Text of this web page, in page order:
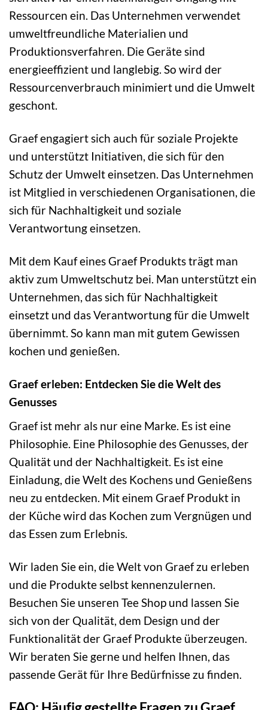
Ressourcen ein. Das Unternehmen verwendet
umweltfreundliche Materialien und
Produktionsverfahren. Die Geräte sind
energieeffizient und langlebig. So wird der
Ressourcenverbrauch minimiert und die Umwelt
geschont.
Graef engagiert sich auch für soziale Projekte
und unterstützt Initiativen, die sich für den
Schutz der Umwelt einsetzen. Das Unternehmen
ist Mitglied in verschiedenen Organisationen, die
sich für Nachhaltigkeit und soziale
Verantwortung einsetzen.
Mit dem Kauf eines Graef Produkts trägt man
aktiv zum Umweltschutz bei. Man unterstützt ein
Unternehmen, das sich für Nachhaltigkeit
einsetzt und das Verantwortung für die Umwelt
übernimmt. So kann man mit gutem Gewissen
kochen und genießen.
Graef erleben: Entdecken Sie die Welt des
Genusses
Graef ist mehr als nur eine Marke. Es ist eine
Philosophie. Eine Philosophie des Genusses, der
Qualität und der Nachhaltigkeit. Es ist eine
Einladung, die Welt des Kochens und Genießens
neu zu entdecken. Mit einem Graef Produkt in
der Küche wird das Kochen zum Vergnügen und
das Essen zum Erlebnis.
Wir laden Sie ein, die Welt von Graef zu erleben
und die Produkte selbst kennenzulernen.
Besuchen Sie unseren Tee Shop und lassen Sie
sich von der Qualität, dem Design und der
Funktionalität der Graef Produkte überzeugen.
Wir beraten Sie gerne und helfen Ihnen, das
passende Gerät für Ihre Bedürfnisse zu finden.